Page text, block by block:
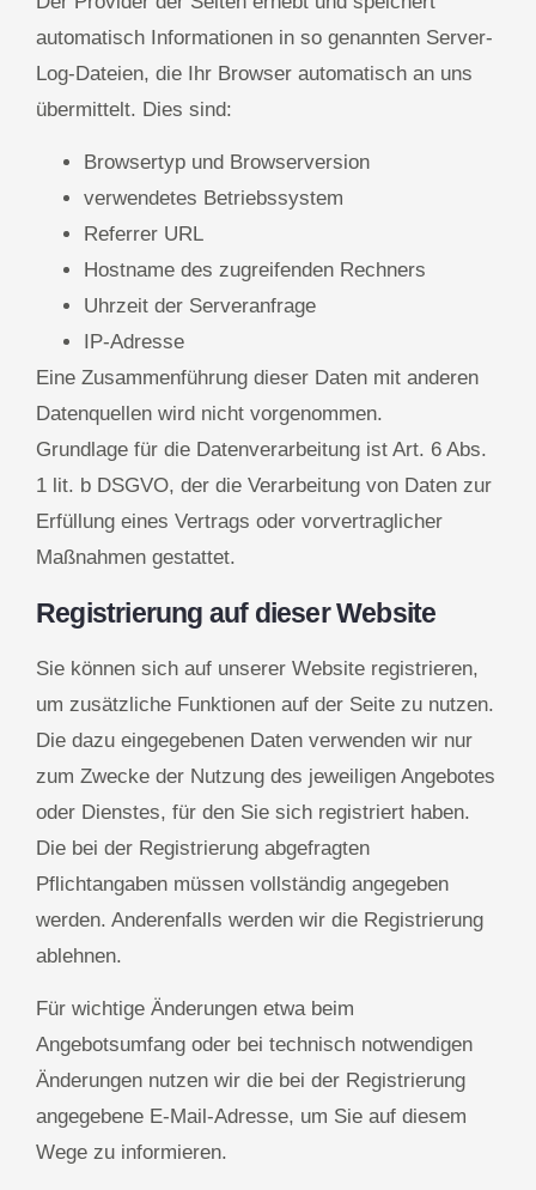
automatisch Informationen in so genannten Server-
Log-Dateien, die Ihr Browser automatisch an uns
übermittelt. Dies sind:
Browsertyp und Browserversion
verwendetes Betriebssystem
Referrer URL
Hostname des zugreifenden Rechners
Uhrzeit der Serveranfrage
IP-Adresse
Eine Zusammenführung dieser Daten mit anderen
Datenquellen wird nicht vorgenommen.
Grundlage für die Datenverarbeitung ist Art. 6 Abs.
1 lit. b DSGVO, der die Verarbeitung von Daten zur
Erfüllung eines Vertrags oder vorvertraglicher
Maßnahmen gestattet.
Registrierung auf dieser Website
Sie können sich auf unserer Website registrieren,
um zusätzliche Funktionen auf der Seite zu nutzen.
Die dazu eingegebenen Daten verwenden wir nur
zum Zwecke der Nutzung des jeweiligen Angebotes
oder Dienstes, für den Sie sich registriert haben.
Die bei der Registrierung abgefragten
Pflichtangaben müssen vollständig angegeben
werden. Anderenfalls werden wir die Registrierung
ablehnen.
Für wichtige Änderungen etwa beim
Angebotsumfang oder bei technisch notwendigen
Änderungen nutzen wir die bei der Registrierung
angegebene E-Mail-Adresse, um Sie auf diesem
Wege zu informieren.